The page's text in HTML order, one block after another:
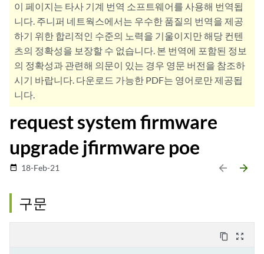
이 페이지는 타사 기계 번역 소프트웨어를 사용해 번역됩
니다. 주니퍼 네트웍스에서는 우수한 품질의 번역을 제공
하기 위한 합리적인 수준의 노력을 기울이지만 해당 컨텐
츠의 정확성을 보장할 수 없습니다. 본 번역에 포함된 정보
의 정확성과 관련해 의문이 있는 경우 영문 버전을 참조하
시기 바랍니다. 다운로드 가능한 PDF는 영어로만 제공됩
니다.
request system firmware
upgrade jfirmware poe
date_range 18-Feb-21 arrow_backward arrow_forward
구문
content_copy zoom_out_map